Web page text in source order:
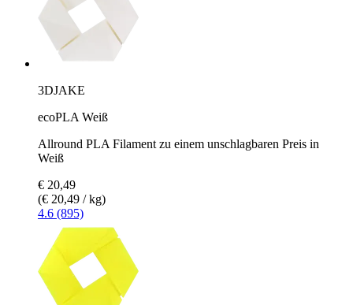
3DJAKE
ecoPLA Weiß
Allround PLA Filament zu einem unschlagbaren Preis in
Weiß
€ 20,49
(€ 20,49 / kg)
4.6 (895)